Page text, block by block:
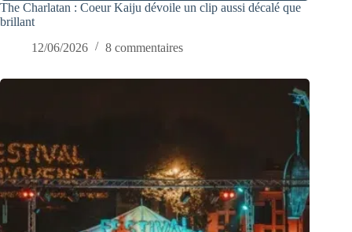
The Charlatan : Coeur Kaiju dévoile un clip aussi décalé que
brillant
12/06/2026
8 commentaires